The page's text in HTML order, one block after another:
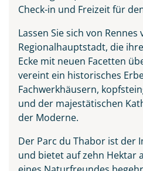
Check-in und Freizeit für
Lassen Sie sich von
Regionalhauptstadt, die
Ecke mit neuen Facetten
vereint ein historisches
Fachwerkhäusern,
und der majestätischen
der Moderne.
Der Parc du Thabor ist der
und bietet auf zehn Hektar